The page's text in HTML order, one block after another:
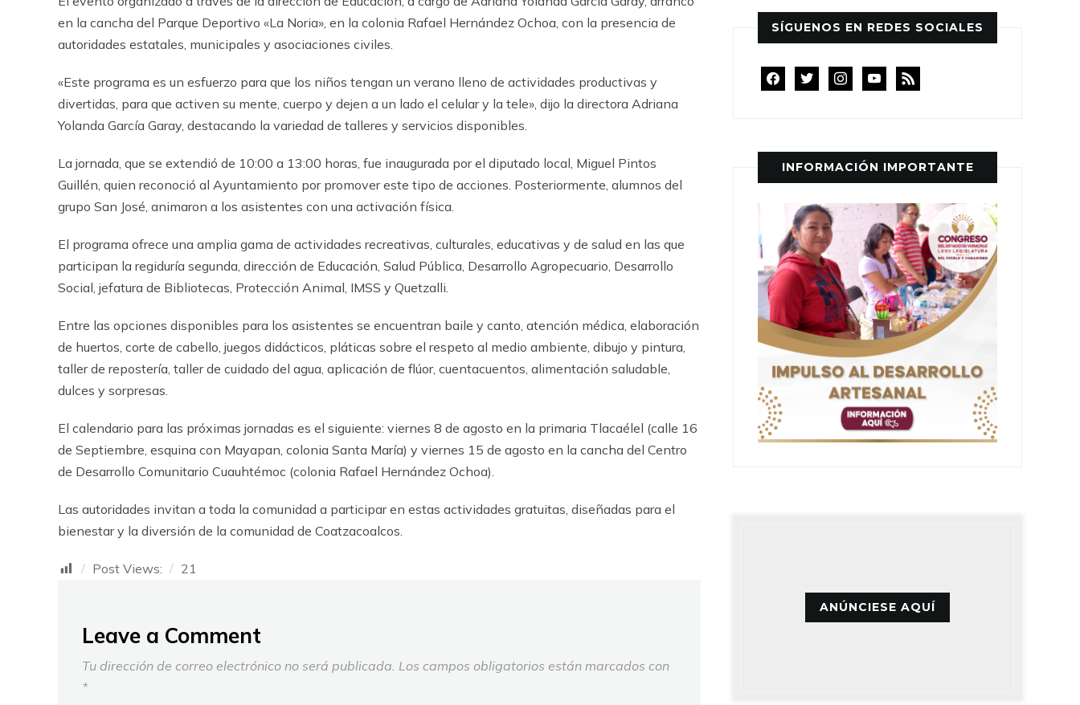
en la cancha del Parque Deportivo «La Noria», en la colonia Rafael Hernández Ochoa, con la presencia de
autoridades estatales, municipales y asociaciones civiles.
«Este programa es un esfuerzo para que los niños tengan un verano lleno de actividades productivas y
divertidas, para que activen su mente, cuerpo y dejen a un lado el celular y la tele», dijo la directora Adriana
Yolanda García Garay, destacando la variedad de talleres y servicios disponibles.
La jornada, que se extendió de 10:00 a 13:00 horas, fue inaugurada por el diputado local, Miguel Pintos
Guillén, quien reconoció al Ayuntamiento por promover este tipo de acciones. Posteriormente, alumnos del
grupo San José, animaron a los asistentes con una activación física.
El programa ofrece una amplia gama de actividades recreativas, culturales, educativas y de salud en las que
participan la regiduría segunda, dirección de Educación, Salud Pública, Desarrollo Agropecuario, Desarrollo
Social, jefatura de Bibliotecas, Protección Animal, IMSS y Quetzalli.
Entre las opciones disponibles para los asistentes se encuentran baile y canto, atención médica, elaboración
de huertos, corte de cabello, juegos didácticos, pláticas sobre el respeto al medio ambiente, dibujo y pintura,
taller de repostería, taller de cuidado del agua, aplicación de flúor, cuentacuentos, alimentación saludable,
dulces y sorpresas.
El calendario para las próximas jornadas es el siguiente: viernes 8 de agosto en la primaria Tlacaélel (calle 16
de Septiembre, esquina con Mayapan, colonia Santa María) y viernes 15 de agosto en la cancha del Centro
de Desarrollo Comunitario Cuauhtémoc (colonia Rafael Hernández Ochoa).
Las autoridades invitan a toda la comunidad a participar en estas actividades gratuitas, diseñadas para el
bienestar y la diversión de la comunidad de Coatzacoalcos.
Post Views: 21
Leave a Comment
Tu dirección de correo electrónico no será publicada. Los campos obligatorios están marcados con
*
SÍGUENOS EN REDES SOCIALES
facebooktwitterinstagramyoutube
rss
INFORMACIÓN IMPORTANTE
ANÚNCIESE AQUÍ